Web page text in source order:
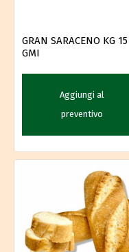
GRAN SARACENO KG 15
GMI
Aggiungi al
preventivo